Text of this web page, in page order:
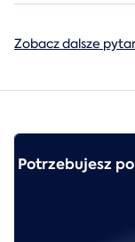
Zobacz dalsze
Potrzebujesz